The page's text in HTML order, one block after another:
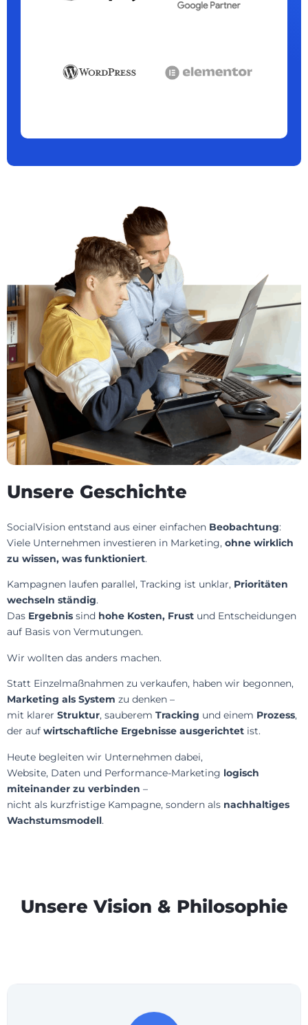
Unsere Geschichte
SocialVision entstand aus einer einfachen Beobachtung:
Viele Unternehmen investieren in Marketing, ohne wirklich
zu wissen, was funktioniert.
Kampagnen laufen parallel, Tracking ist unklar, Prioritäten
wechseln ständig.
Das Ergebnis sind hohe Kosten, Frust und Entscheidungen
auf Basis von Vermutungen.
Wir wollten das anders machen.
Statt Einzelmaßnahmen zu verkaufen, haben wir begonnen,
Marketing als System zu denken –
mit klarer Struktur, sauberem Tracking und einem Prozess,
der auf wirtschaftliche Ergebnisse ausgerichtet ist.
Heute begleiten wir Unternehmen dabei,
Website, Daten und Performance-Marketing logisch
miteinander zu verbinden –
nicht als kurzfristige Kampagne, sondern als nachhaltiges
Wachstumsmodell.
Unsere Vision & Philosophie